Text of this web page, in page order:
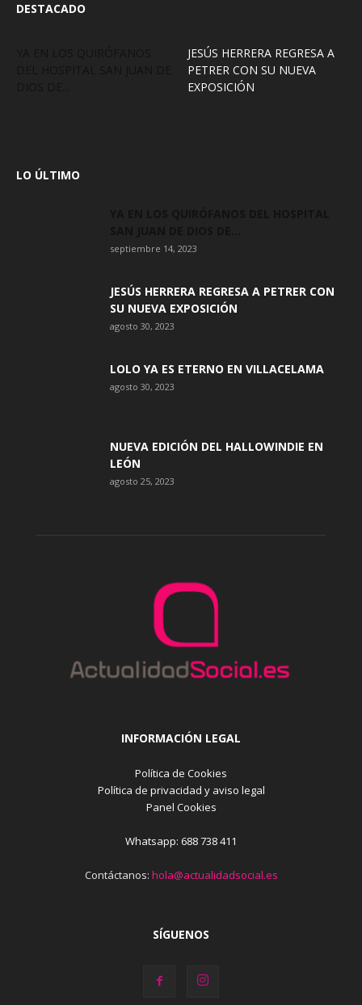
DESTACADO
JESÚS HERRERA REGRESA A
PETRER CON SU NUEVA
EXPOSICIÓN
LO ÚLTIMO
septiembre 14, 2023
JESÚS HERRERA REGRESA A PETRER CON
SU NUEVA EXPOSICIÓN
agosto 30, 2023
LOLO YA ES ETERNO EN VILLACELAMA
agosto 30, 2023
NUEVA EDICIÓN DEL HALLOWINDIE EN
LEÓN
agosto 25, 2023
INFORMACIÓN LEGAL
Política de Cookies
Política de privacidad y aviso legal
Panel Cookies
Whatsapp: 688 738 411
Contáctanos: hola@actualidadsocial.es
SÍGUENOS